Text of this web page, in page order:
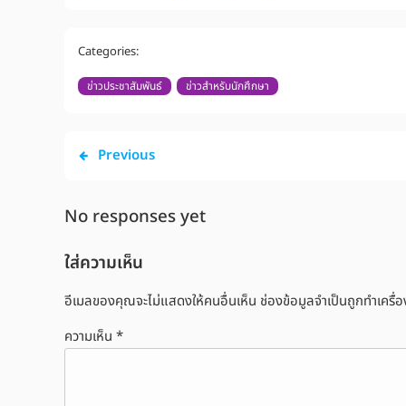
Categories:
ข่าวประชาสัมพันธ์ ข่าวสำหรับนักศึกษา
Previous
No responses yet
ใส่ความเห็น
อีเมลของคุณจะไม่แสดงให้คนอื่นเห็น ช่องข้อมูลจำเป็นถูกทำเครื่
ความเห็น *